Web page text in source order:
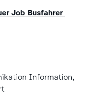
Job Busfahrer
Information,